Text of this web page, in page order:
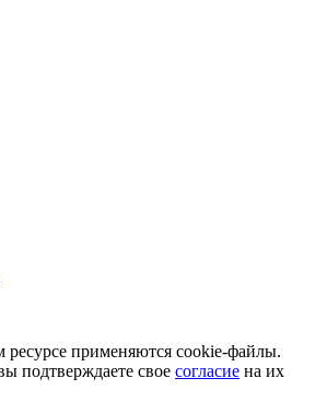
применяются cookie-файлы.
подтверждаете свое согласие на их